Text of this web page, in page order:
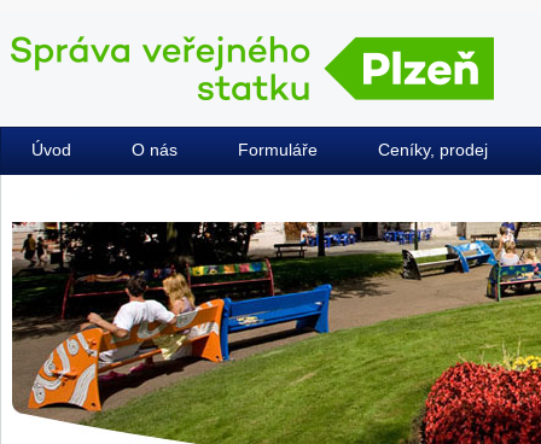
Úvod O nás Formuláře Ceníky, prodej